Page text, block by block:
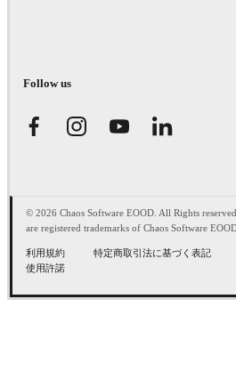
Follow us
© 2026 Chaos Software EOOD. All Rights
are registered trademarks of Chaos Software
利用規約 特定商取引法に基づく表記
使用許諾